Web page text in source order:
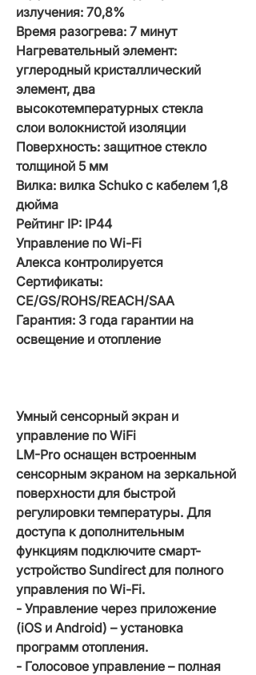
излучения: 70,8%
Время разогрева: 7 минут
Нагревательный элемент:
углеродный кристаллический
элемент, два
высокотемпературных стекла
слои волокнистой изоляции
Поверхность: защитное стекло
толщиной 5 мм
Вилка: вилка Schuko с кабелем 1,8
дюйма
Рейтинг IP: IP44
Управление по Wi-Fi
Алекса контролируется
Сертификаты:
CE/GS/ROHS/REACH/SAA
Гарантия: 3 года гарантии на
освещение и отопление
Умный сенсорный экран и
управление по WiFi
LM-Pro оснащен встроенным
сенсорным экраном на зеркальной
поверхности для быстрой
регулировки температуры. Для
доступа к дополнительным
функциям подключите смарт-
устройство Sundirect для полного
управления по Wi-Fi.
- Управление через приложение
(iOS и Android) – установка
программ отопления.
- Голосовое управление – полная